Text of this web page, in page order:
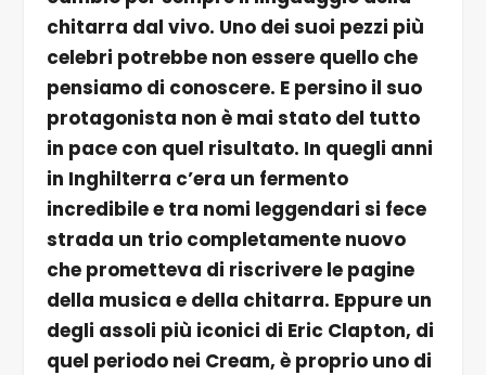
chitarra dal vivo. Uno dei suoi pezzi più
celebri potrebbe non essere quello che
pensiamo di conoscere. E persino il suo
protagonista non è mai stato del tutto
in pace con quel risultato. In quegli anni
in Inghilterra c’era un fermento
incredibile e tra nomi leggendari si fece
strada un trio completamente nuovo
che prometteva di riscrivere le pagine
della musica e della chitarra. Eppure un
degli assoli più iconici di Eric Clapton, di
quel periodo nei Cream, è proprio uno di